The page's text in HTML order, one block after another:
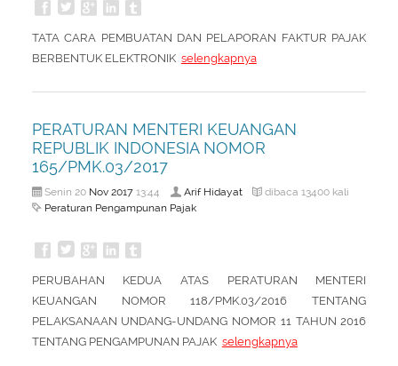
Pajak Penghasilan (PPh)
Pajak Pertambahan Nilai (PPN)
PPh
PPN
Aturan Pajak Lainnya
SPT
SPT Masa
Event
Pengampunan Pajak
Peraturan Pengampunan Pajak
Infografis Pengampunan Pajak
Beranda
About Us
Q & A Pajak
Sitemap
TATA CARA PEMBUATAN DAN PELAPORAN FAKTUR PAJAK
BERBENTUK ELEKTRONIK selengkapnya
PERATURAN MENTERI KEUANGAN
REPUBLIK INDONESIA NOMOR
165/PMK.03/2017
Senin 20 Nov 201713:44 Arif Hidayat dibaca 13400 kali
Peraturan Pengampunan Pajak
PERUBAHAN KEDUA ATAS PERATURAN MENTERI
KEUANGAN NOMOR 118/PMK.03/2016 TENTANG
PELAKSANAAN UNDANG-UNDANG NOMOR 11 TAHUN 2016
TENTANG PENGAMPUNAN PAJAK selengkapnya